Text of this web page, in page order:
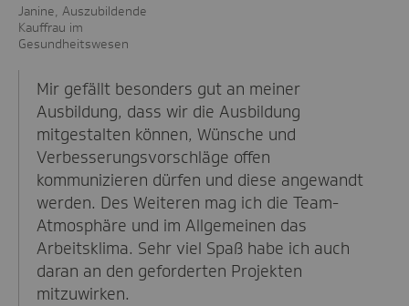
Janine, Auszubildende
Kauffrau im
Gesundheitswesen
Mir gefällt besonders gut an meiner
Ausbildung, dass wir die Ausbildung
mitgestalten können, Wünsche und
Verbesserungsvorschläge offen
kommunizieren dürfen und diese angewandt
werden. Des Weiteren mag ich die Team-
Atmosphäre und im Allgemeinen das
Arbeitsklima. Sehr viel Spaß habe ich auch
daran an den geforderten Projekten
mitzuwirken.